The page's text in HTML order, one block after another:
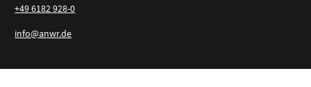
+49 6182 928-0
info@anwr.de